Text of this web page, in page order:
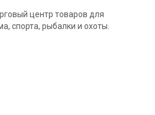
центр товаров для
спорта, рыбалки и охоты.